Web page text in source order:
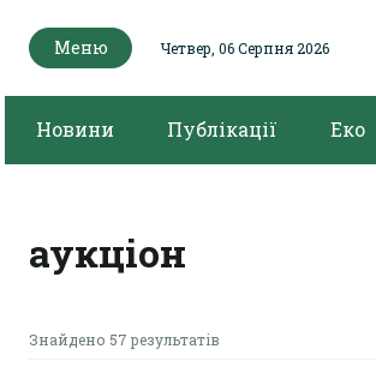
Меню Четвер, 06 Серпня 2026
Новини Публікації Еко
аукціон
Знайдено 57 результатів